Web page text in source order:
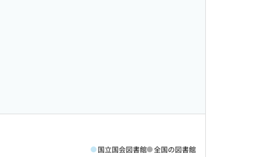
国立国会図書館 全国の図書館